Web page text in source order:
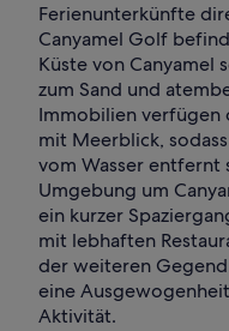
Ferienunterkünfte
Canyamel Golf
Küste von Canyamel
zum Sand und
Immobilien verfügen
mit Meerblick,
vom Wasser
Umgebung um
ein kurzer
mit lebhaften
der weiteren
eine
Aktivität.